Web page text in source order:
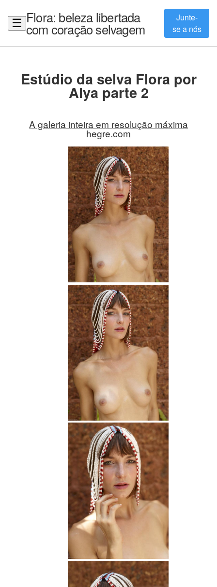
☰ Flora: beleza libertada
com coração selvagem
Junte-
se a nós
Estúdio da selva Flora por
Alya parte 2
A galeria inteira em resolução máxima
hegre.com